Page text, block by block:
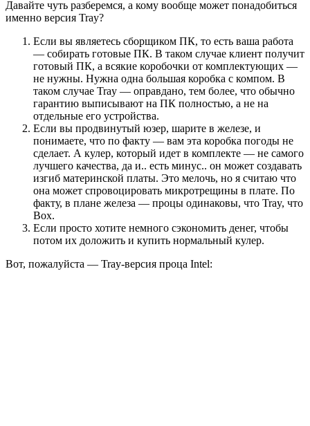
Давайте чуть разберемся, а кому вообще может понадобиться
именно версия Tray?
Если вы являетесь сборщиком ПК, то есть ваша работа
— собирать готовые ПК. В таком случае клиент получит
готовый ПК, а всякие коробочки от комплектующих —
не нужны. Нужна одна большая коробка с компом. В
таком случае Tray — оправдано, тем более, что обычно
гарантию выписывают на ПК полностью, а не на
отдельные его устройства.
Если вы продвинутый юзер, шарите в железе, и
понимаете, что по факту — вам эта коробка погоды не
сделает. А кулер, который идет в комплекте — не самого
лучшего качества, да и.. есть минус.. он может создавать
изгиб материнской платы. Это мелочь, но я считаю что
она может спровоцировать микротрещины в плате. По
факту, в плане железа — процы одинаковы, что Tray, что
Box.
Если просто хотите немного сэкономить денег, чтобы
потом их доложить и купить нормальный кулер.
Вот, пожалуйста — Tray-версия проца Intel: